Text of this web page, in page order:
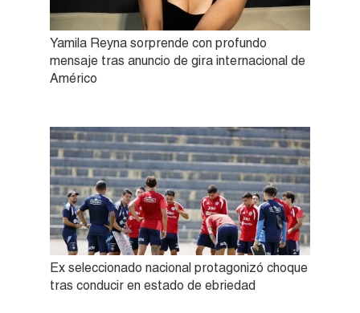
Yamila Reyna sorprende con profundo
mensaje tras anuncio de gira internacional de
Américo
Ex seleccionado nacional protagonizó choque
tras conducir en estado de ebriedad